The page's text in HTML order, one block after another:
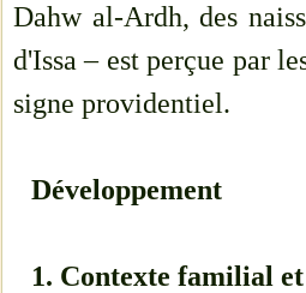
Dahw al-Ardh, des
d'Issa – est perçue par
signe providentiel.
Développement
1. Contexte familial